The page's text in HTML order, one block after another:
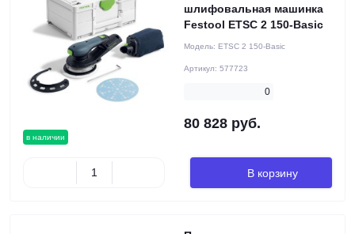
в наличии
шлифовальная машинка
Festool ETSC 2 150-Basic
Модель: ETSC 2 150-Basic
Артикул: 577723
0
80 828 руб.
В корзину